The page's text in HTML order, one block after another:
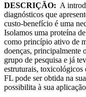
DESCRIÇÃO: A
diagnósticos que
custo-benefício é uma
Isolamos uma proteína
como princípio ativo de
doenças, principalmente
grupo de pesquisa e já
estruturais, toxicológicos
FL pode ser obtida na
possibilita à sua